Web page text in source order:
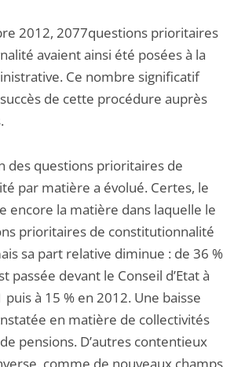
2012, 2077questions prioritaires
avaient ainsi été posées à la
Ce nombre significatif
de cette procédure auprès
des questions prioritaires de
par matière a évolué. Certes, le
encore la matière dans laquelle le
prioritaires de constitutionnalité
sa part relative diminue : de 36 %
passée devant le Conseil d’Etat à
puis à 15 % en 2012. Une baisse
en matière de collectivités
pensions. D’autres contentieux